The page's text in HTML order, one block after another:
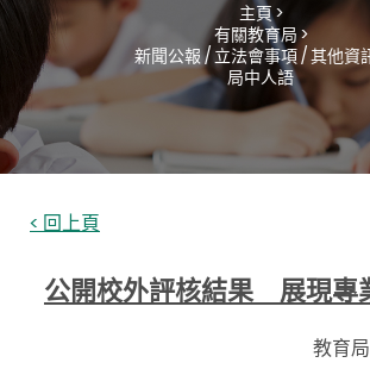
主頁 >
有關教育局 >
新聞公報 / 立法會事項 / 其他資
局中人語
< 回上頁
公開校外評核結果 展現專
教育